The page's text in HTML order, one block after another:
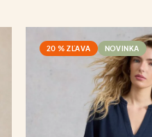
20 % ZĽAVA NOVINKA